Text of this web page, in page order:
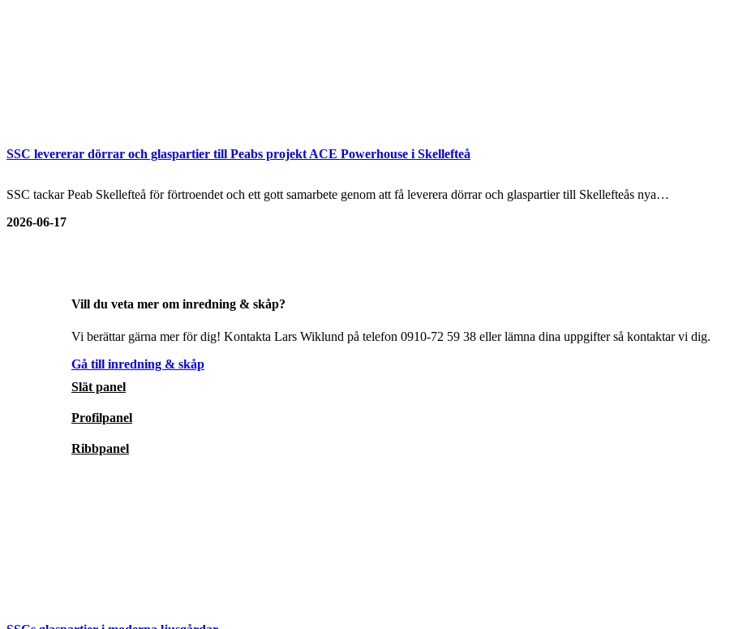
Vill du veta mer om inredning & skåp?
Vi berättar gärna mer för dig! Kontakta Lars Wiklund på telefon 0910-72 59 38 eller lämna dina uppgifter så kontaktar vi dig.
Gå till inredning & skåp
Slät panel
Profilpanel
Ribbpanel
SSC levererar dörrar och glaspartier till Peabs projekt ACE Powerhouse i Skellefteå
SSC tackar Peab Skellefteå för förtroendet och ett gott samarbete genom att få leverera dörrar och glaspartier till Skellefteås nya…
2026-06-17